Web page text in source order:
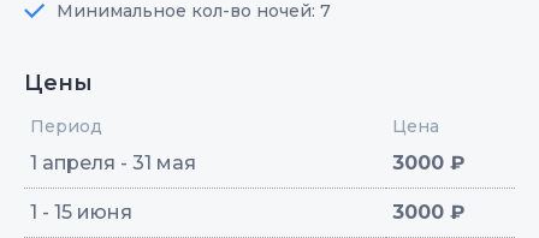
Минимальное кол-во ночей: 7
Цены
Период Цена
1 апреля - 31 мая 3000 ₽
1 - 15 июня 3000 ₽